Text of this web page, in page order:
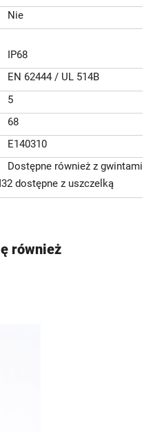
Nie
IP68
EN 62444 / UL 514B
5
68
E140310
Dostępne również z gwintami
dostępne z uszczelką
również